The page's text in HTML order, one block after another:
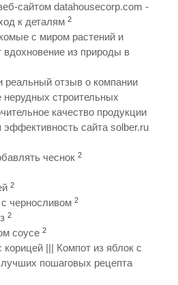
сайтом datahousecorp.com -
к деталям 2
с миром растений и
вдохновение из природы в
реальный отзыв о компании
нерудных строительных
качество продукции
эффективность сайта solber.ru
чеснок 2
2
черносливом 2
2
соусе 2
||| Компот из яблок с
пошаговых рецепта